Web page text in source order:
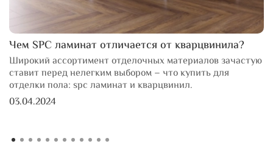
Чем SPC ламинат отличается от кварцвинила?
Широкий ассортимент отделочных материалов зачастую
ставит перед нелегким выбором – что купить для
отделки пола: spc ламинат и кварцвинил.
03.04.2024